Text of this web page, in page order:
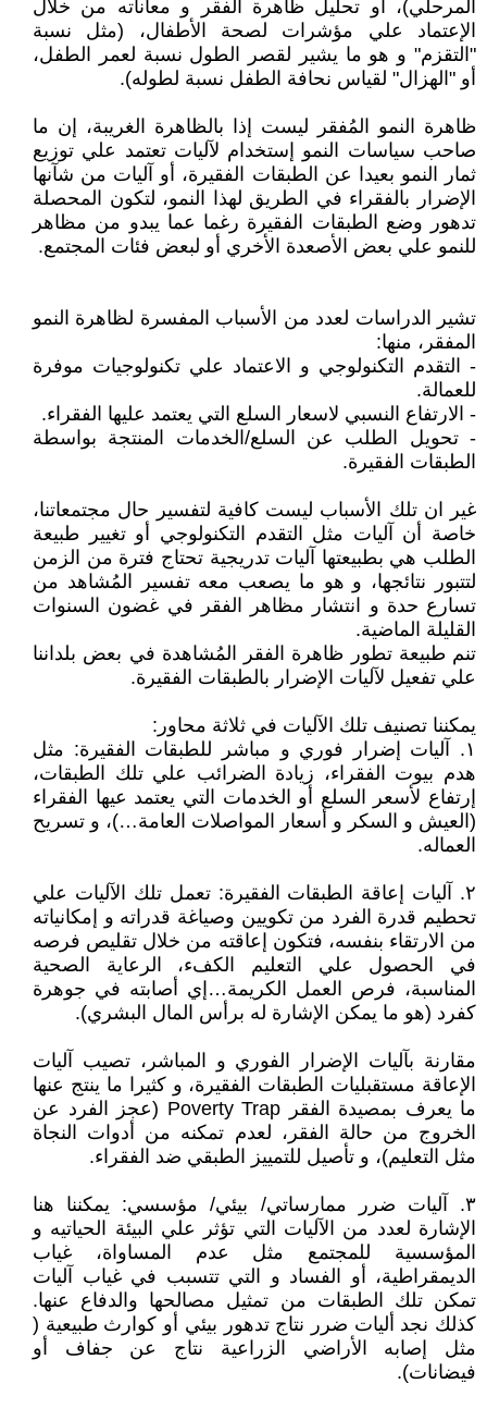
المرحلي)، أو تحليل ظاهرة الفقر و معاناته من خلال
الإعتماد علي مؤشرات لصحة الأطفال، (مثل نسبة
"التقزم" و هو ما يشير لقصر الطول نسبة لعمر الطفل،
أو "الهزال" لقياس نحافة الطفل نسبة لطوله).
ظاهرة النمو المُفقر ليست إذا بالظاهرة الغريبة، إن ما
صاحب سياسات النمو إستخدام لآليات تعتمد علي توزيع
ثمار النمو بعيدا عن الطبقات الفقيرة، أو آليات من شآنها
الإضرار بالفقراء في الطريق لهذا النمو، لتكون المحصلة
تدهور وضع الطبقات الفقيرة رغما عما يبدو من مظاهر
للنمو علي بعض الأصعدة الأخري أو لبعض فئات المجتمع.
تشير الدراسات لعدد من الأسباب المفسرة لظاهرة النمو
المفقر، منها:
- التقدم التكنولوجي و الاعتماد علي تكنولوجيات موفرة
للعمالة.
- الارتفاع النسبي لاسعار السلع التي يعتمد عليها الفقراء.
- تحويل الطلب عن السلع/الخدمات المنتجة بواسطة
الطبقات الفقيرة.
غير ان تلك الأسباب ليست كافية لتفسير حال مجتمعاتنا،
خاصة أن آليات مثل التقدم التكنولوجي أو تغيير طبيعة
الطلب هي بطبيعتها آليات تدريجية تحتاج فترة من الزمن
لتتبور نتائجها، و هو ما يصعب معه تفسير المُشاهد من
تسارع حدة و انتشار مظاهر الفقر في غضون السنوات
القليلة الماضية.
تنم طبيعة تطور ظاهرة الفقر المُشاهدة في بعض بلداننا
علي تفعيل لآليات الإضرار بالطبقات الفقيرة.
يمكننا تصنيف تلك الآليات في ثلاثة محاور:
١. آليات إضرار فوري و مباشر للطبقات الفقيرة: مثل
هدم بيوت الفقراء، زيادة الضرائب علي تلك الطبقات،
إرتفاع لأسعر السلع أو الخدمات التي يعتمد عيها الفقراء
(العيش و السكر و أسعار المواصلات العامة…)، و تسريح
العماله.
٢. آليات إعاقة الطبقات الفقيرة: تعمل تلك الآليات علي
تحطيم قدرة الفرد من تكويين وصياغة قدراته و إمكانياته
من الارتقاء بنفسه، فتكون إعاقته من خلال تقليص فرصه
في الحصول علي التعليم الكفء، الرعاية الصحية
المناسبة، فرص العمل الكريمة…إي أصابته في جوهرة
كفرد (هو ما يمكن الإشارة له برأس المال البشري).
مقارنة بآليات الإضرار الفوري و المباشر، تصيب آليات
الإعاقة مستقبليات الطبقات الفقيرة، و كثيرا ما ينتج عنها
ما يعرف بمصيدة الفقر Poverty Trap (عجز الفرد عن
الخروج من حالة الفقر، لعدم تمكنه من أدوات النجاة
مثل التعليم)، و تأصيل للتمييز الطبقي ضد الفقراء.
٣. آليات ضرر ممارساتي/ بيئي/ مؤسسي: يمكننا هنا
الإشارة لعدد من الآليات التي تؤثر علي البيئة الحياتيه و
المؤسسية للمجتمع مثل عدم المساواة، غياب
الديمقراطية، أو الفساد و التي تتسبب في غياب آليات
تمكن تلك الطبقات من تمثيل مصالحها والدفاع عنها.
كذلك نجد أليات ضرر نتاج تدهور بيئي أو كوارث طبيعية (
مثل إصابه الأراضي الزراعية نتاج عن جفاف أو
فيضانات).